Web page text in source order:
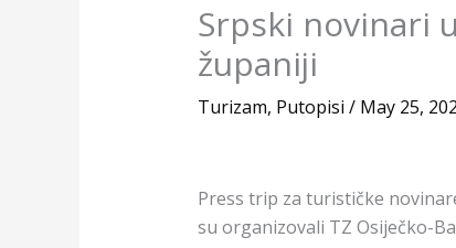
Srpski novinari
županiji
Turizam, Putopisi / May 25,
Press trip za turističke
su organizovali TZ Osiječko-